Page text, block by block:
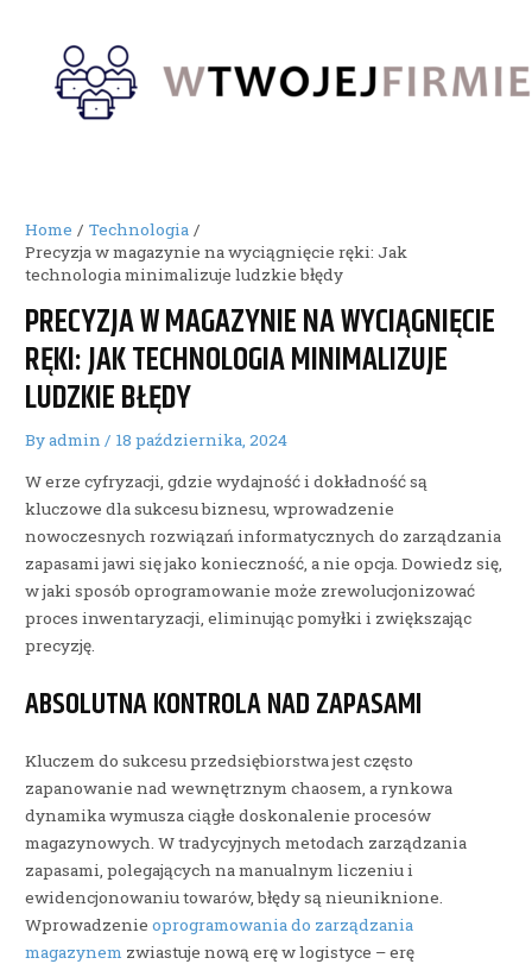
content
Home
Technologia
Precyzja w magazynie na wyciągnięcie ręki: Jak
technologia minimalizuje ludzkie błędy
PRECYZJA W MAGAZYNIE NA WYCIĄGNIĘCIE
RĘKI: JAK TECHNOLOGIA MINIMALIZUJE
LUDZKIE BŁĘDY
Byadmin/ 18 października, 2024
W erze cyfryzacji, gdzie wydajność i dokładność są
kluczowe dla sukcesu biznesu, wprowadzenie
nowoczesnych rozwiązań informatycznych do zarządzania
zapasami jawi się jako konieczność, a nie opcja. Dowiedz się,
w jaki sposób oprogramowanie może zrewolucjonizować
proces inwentaryzacji, eliminując pomyłki i zwiększając
precyzję.
ABSOLUTNA KONTROLA NAD ZAPASAMI
Kluczem do sukcesu przedsiębiorstwa jest często
zapanowanie nad wewnętrznym chaosem, a rynkowa
dynamika wymusza ciągłe doskonalenie procesów
magazynowych. W tradycyjnych metodach zarządzania
zapasami, polegających na manualnym liczeniu i
ewidencjonowaniu towarów, błędy są nieuniknione.
Wprowadzenieoprogramowania do zarządzania
magazynem zwiastuje nową erę w logistyce – erę